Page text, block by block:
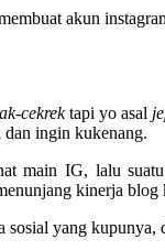
akun
cekrektapi yo asal
dan ingin kukenang.
main IG, lalu
kinerja
yang